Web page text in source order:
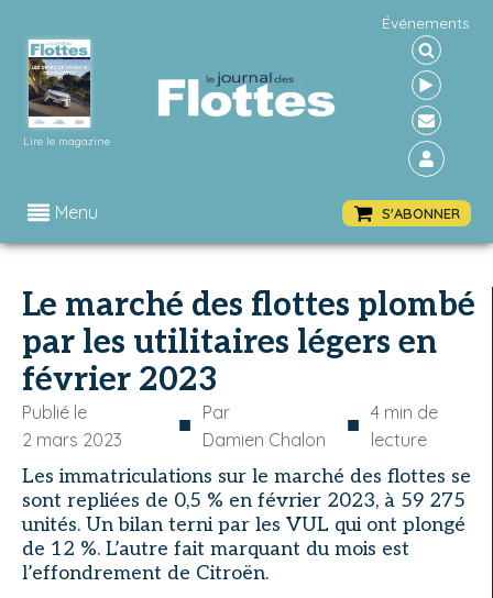
Lire le magazine
Événements
Menu S'ABONNER
Le marché des flottes plombé
par les utilitaires légers en
février 2023
Publié le
2 mars 2023
■ Par
Damien Chalon
■ 4 min de
lecture
Les immatriculations sur le marché des flottes se
sont repliées de 0,5 % en février 2023, à 59 275
unités. Un bilan terni par les VUL qui ont plongé
de 12 %. L’autre fait marquant du mois est
l’effondrement de Citroën.